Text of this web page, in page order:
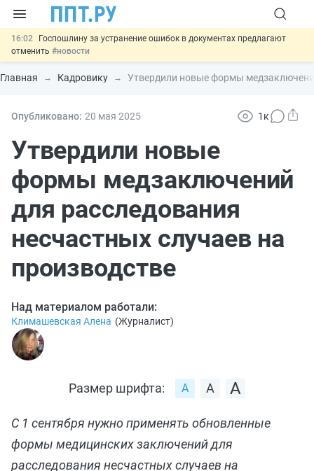
16:02
Госпошлину за устранение ошибок в документах предлагают
отменить #новости
15:25 Изменят правила контроля за подрядчиками ИЖС с эскроу-
счетами
#новости
14:02 Основания для выдворения иностранцев из России стало
11:31
отношений#новости
Главная Кадровику Утвердили новые формы
Опубликовано: 20 мая 2025 1к
Утвердили новые
формы медзаключений
для расследования
несчастных случаев на
производстве
Над материалом работали:
Климашевская Алена (Журналист)
Размер шрифта:
С 1 сентября нужно применять обновленные
формы медицинских заключений для
расследования несчастных случаев на